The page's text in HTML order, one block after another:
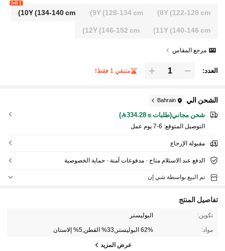
8Y (122-128 cm)
9Y(128-134 cm)
10Y(134-140 cm)
1 left
11Y (140-146 cm)
12Y(146-152 cm)
مرجع المقاس
العدد: متبقي 1 فقط!
الشحن الي Bahrain
شحن مجاني(طلبات ≥ 334.28)
التوصيل المتوقع: 6-7 يوم عمل
مقبولة الإرجاع
الدفع عند الاستلام متاح · مدفوعات آمنة · حماية الخصوصية
تم البيع بواسطة شي إن
تفاصيل المنتج
تكوين: البوليستر
مواد: 62% البوليستر,33% القطن,5% إلاستان
عرض المزيد